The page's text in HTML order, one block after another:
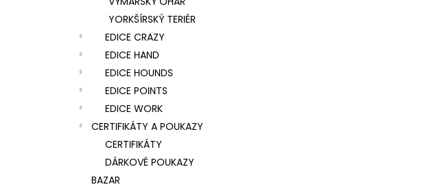
YORKŠÍRSKÝ TERIÉR
EDICE CRAZY
EDICE HAND
EDICE HOUNDS
EDICE POINTS
EDICE WORK
CERTIFIKÁTY A POUKAZY
CERTIFIKÁTY
DÁRKOVÉ POUKAZY
BAZAR